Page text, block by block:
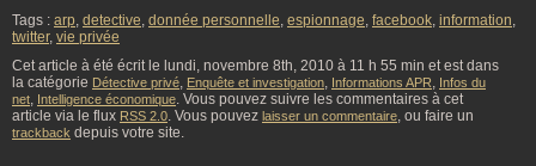
Tags : arp, detective, donnée personnelle, espionnage, facebook, information,
twitter, vie privée
Cet article à été écrit le lundi, novembre 8th, 2010 à 11 h 55 min et est dans
la catégorie Détective privé, Enquête et investigation, Informations APR, Infos du
net, Intelligence économique. Vous pouvez suivre les commentaires à cet
article via le flux RSS 2.0. Vous pouvez laisser un commentaire, ou faire un
trackback depuis votre site.